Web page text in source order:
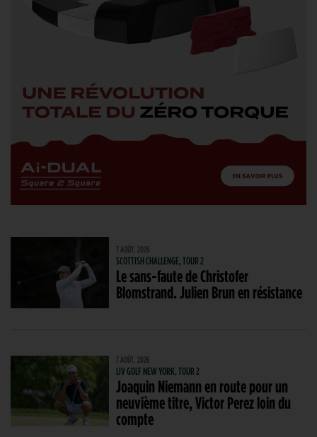
7 AOÛT. 2026
SCOTTISH CHALLENGE, TOUR 2
Le sans-faute de Christofer
Blomstrand. Julien Brun en résistance
7 AOÛT. 2026
LIV GOLF NEW YORK, TOUR 2
Joaquin Niemann en route pour un
neuvième titre, Victor Perez loin du
compte